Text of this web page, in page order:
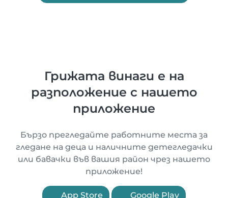
Грижата винаги е на
разположение с нашето
приложение
Бързо прегледайте работните места за
гледане на деца и наличните детегледачки
или бавачки във вашия район чрез нашето
приложение!
App Store Google Play